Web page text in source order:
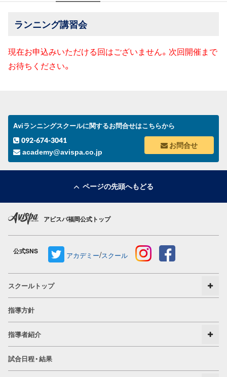
ランニング講習会
現在お申込みいただける回はございません。次回開催まで
お待ちください。
Aviランニングスクールに関するお問合せはこちらから
092-674-3041
academy@avispa.co.jp
お問合せ
ページの先頭へもどる
アビスパ福岡公式トップ
公式SNS アカデミー/スクール
スクールトップ
指導方針
指導者紹介
試合日程・結果